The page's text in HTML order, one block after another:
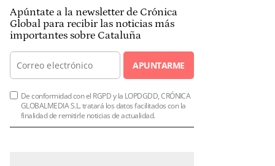
Apúntate a la newsletter de Crónica
Global para recibir las noticias más
importantes sobre Cataluña
APUNTARME
De conformidad con el RGPD y la LOPDGDD, CRÓNICA
GLOBALMEDIA S.L. tratará los datos facilitados con la
finalidad de remitirle noticias de actualidad.